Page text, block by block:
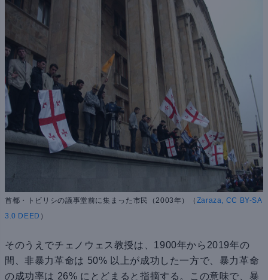
首都・トビリシの議事堂前に集まった市民（2003年）（ Zaraza, CC BY-SA
3.0 DEED ）
そのうえでチェノウェス教授は、1900年から2019年の
間、非暴力革命は 50% 以上が成功した一方で、暴力革命
の成功率は 26% にとどまると指摘する。この意味で、暴